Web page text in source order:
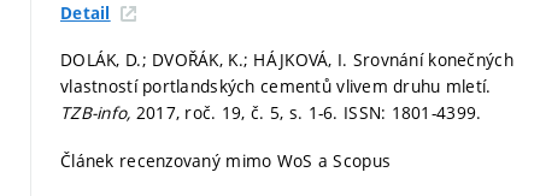
Detail
DOLÁK, D.; DVOŘÁK, K.; HÁJKOVÁ, I. Srovnání konečných
vlastností portlandských cementů vlivem druhu mletí.
TZB-info, 2017, roč. 19, č. 5, s. 1-6. ISSN: 1801-4399.
Článek recenzovaný mimo WoS a Scopus